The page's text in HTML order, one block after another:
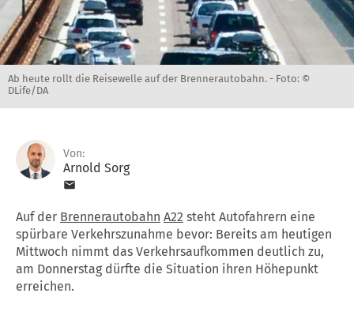
Ab heute rollt die Reisewelle auf der Brennerautobahn. - Foto: ©
DLife/DA
Von:
Arnold Sorg
Auf der Brennerautobahn A22 steht Autofahrern eine
spürbare Verkehrszunahme bevor: Bereits am heutigen
Mittwoch nimmt das Verkehrsaufkommen deutlich zu,
am Donnerstag dürfte die Situation ihren Höhepunkt
erreichen.